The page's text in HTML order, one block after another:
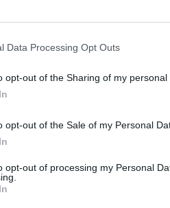
Data Processing Opt Outs
opt-out of the Sharing of my personal
opt-out of the Sale of my Personal
opt-out of processing my Personal
segue para
o executivo aprovou a
para formalizar a
Lda.
do contrato e do
avançar no terreno,
de dez meses.
de água em Vale junta-